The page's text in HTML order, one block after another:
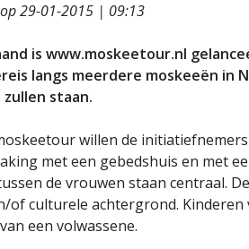
op 29-01-2015 | 09:13
is www.moskeetour.nl
langs meerdere moskeeën in
staan.
willen de
met een gebedshuis en met
de vrouwen staan centraal.
of culturele achtergrond.
een volwassene.